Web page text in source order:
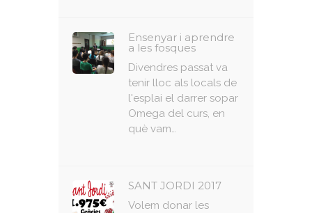
Ensenyar i aprendre
a les fosques
Divendres passat va
tenir lloc als locals de
l'esplai el darrer sopar
Omega del curs, en
què vam…
SANT JORDI 2017
Volem donar les